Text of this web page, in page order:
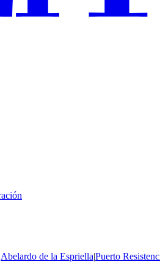
Abelardo de la Espriella|Puerto